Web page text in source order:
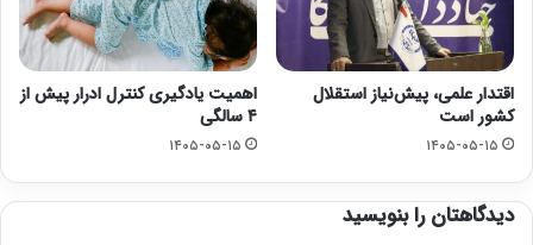
اقتدار علمی، پیش‌نیاز استقلال
کشور است
۱۴۰۵-۰۵-۱۵
اهمیت یادگیری کنترل ادرار پیش از
۴ سالگی
۱۴۰۵-۰۵-۱۵
دیدگاهتان را بنویسید